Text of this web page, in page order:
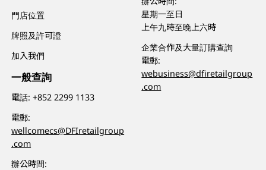
門店位置
牌照及許可證
加入我們
一般查詢
電話:+852 2299 1133
電郵:
wellcomecs@DFIretailgroup
.com
辦公時間:
星期一至日
上午九時至晚上六時
企業合作及大量訂購查詢
電郵:
webusiness@dfiretailgroup
.com